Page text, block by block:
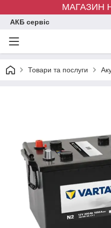
МАГАЗИН
АКБ сервіс
Товари та послуги